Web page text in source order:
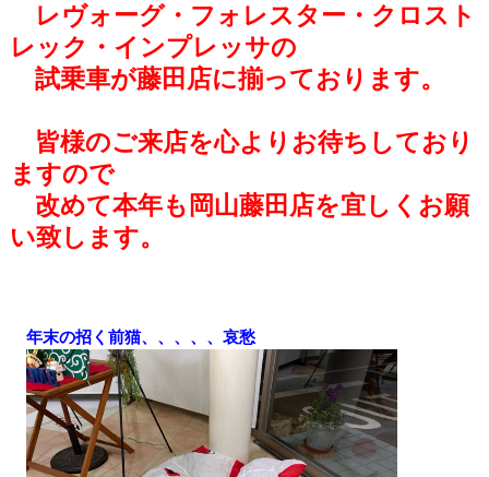
レヴォーグ・フォレスター・クロスト
レック・インプレッサの
試乗車が藤田店に揃っております。
皆様のご来店を心よりお待ちしており
ますので
改めて本年も岡山藤田店を宜しくお願
い致します。
年末の招く前猫、、、、、哀愁